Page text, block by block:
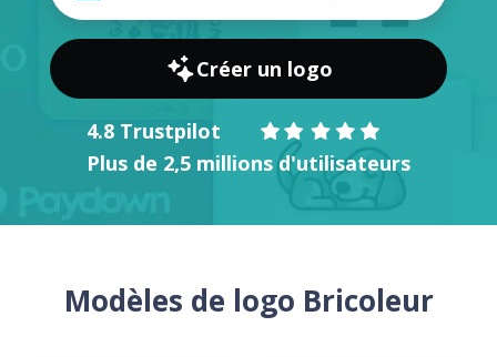
Créer un logo
4.8 Trustpilot
Plus de 2,5 millions d'utilisateurs
Modèles de logo Bricoleur